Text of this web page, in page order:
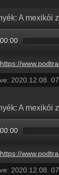
A mexikói
00:00
https://www.podtrac.com/pts/redirect.mp3/pdst.fm/e/chrt.fm/track/
2020.12.08.
A mexikói
00:00
https://www.podtrac.com/pts/redirect.mp3/pdst.fm/e/chrt.fm/track/
2020.12.08.